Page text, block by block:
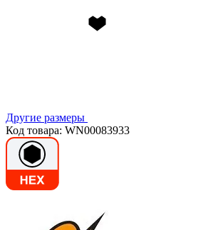
Другие размеры
Код товара: WN00083933